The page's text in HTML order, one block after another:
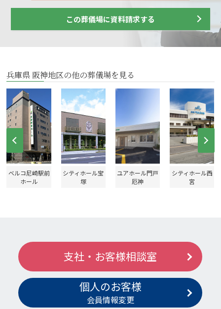
この葬儀場に資料請求する
兵庫県 阪神地区の他の葬儀場を見る
ベルコ尼崎駅前
ホール
シティホール宝
塚
ユアホール門戸
厄神
シティホール西
宮
Prev
支社・お客様相談室
個人のお客様
会員情報変更